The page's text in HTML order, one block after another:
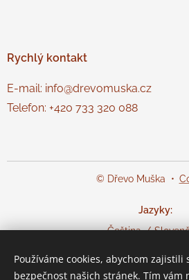
Rychlý kontakt
E-mail: info@drevomuska.cz
Telefon: +420 733 320 088
© Dřevo Muška
Jazyky
Čeština
Měna
Používáme cookies, abychom zajistili
bezpečnost našich stránek. Tím vám